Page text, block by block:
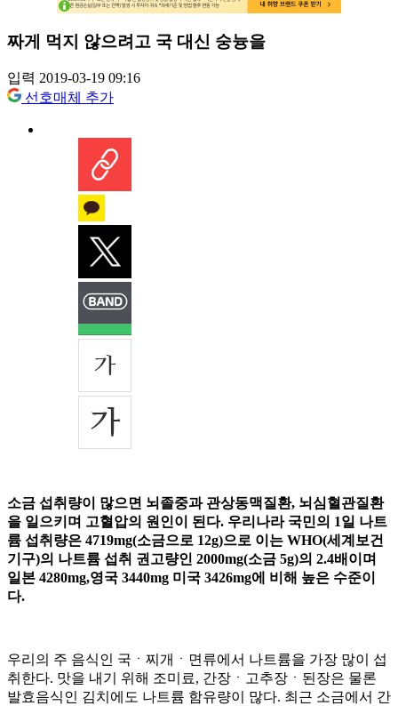
짜게 먹지 않으려고 국 대신 숭늉을
입력 2019-03-19 09:16
선호매체 추가
소금 섭취량이 많으면 뇌졸중과 관상동맥질환, 뇌심혈관질환
을 일으키며 고혈압의 원인이 된다. 우리나라 국민의 1일 나트
륨 섭취량은 4719mg(소금으로 12g)으로 이는 WHO(세계보건
기구)의 나트륨 섭취 권고량인 2000mg(소금 5g)의 2.4배이며
일본 4280mg,영국 3440mg 미국 3426mg에 비해 높은 수준이
다.
우리의 주 음식인 국ㆍ찌개ㆍ면류에서 나트륨을 가장 많이 섭
취한다. 맛을 내기 위해 조미료, 간장ㆍ고추장ㆍ된장은 물론
발효음식인 김치에도 나트륨 함유량이 많다. 최근 소금에서 간